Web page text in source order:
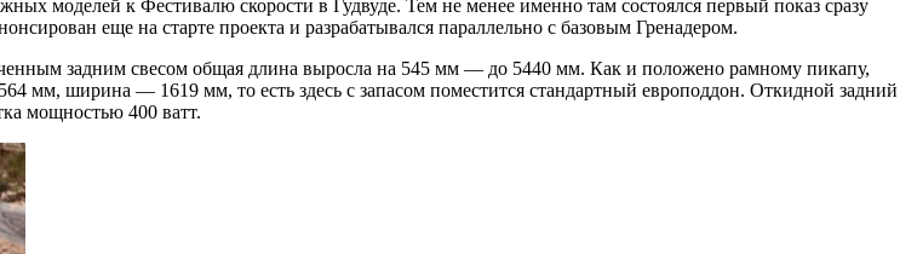
моделей к Фестивалю скорости в Гудвуде. Тем не менее именно там состоялся первый показ сразу
еще на старте проекта и разрабатывался параллельно с базовым Гренадером.
задним свесом общая длина выросла на 545 мм — до 5440 мм. Как и положено рамному пикапу,
мм, ширина — 1619 мм, то есть здесь с запасом поместится стандартный европоддон. Откидной задний
мощностью 400 ватт.